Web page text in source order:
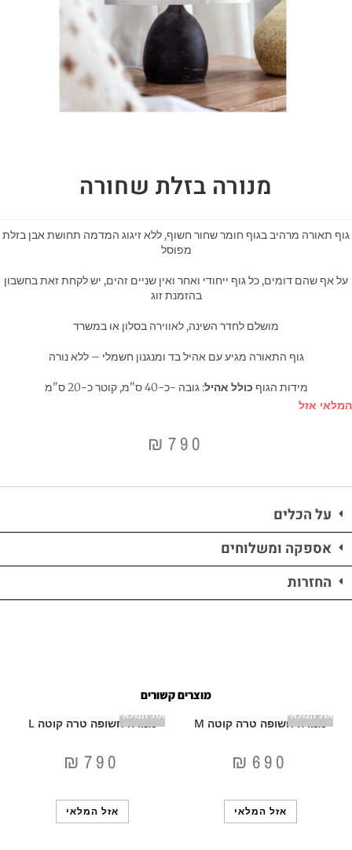
מנורה בזלת שחורה
גוף תאורה מרהיב בגוף חומר שחור חשוף, ללא זיגוג המדמה תחושת אבן בזלת
מפוסל
על אף שהם דומים, כל גוף ייחודי ואחר ואין שניים זהים, יש לקחת זאת בחשבון
בהזמנת זוג
מושלם לחדר השינה, לאווירה בסלון או במשרד
גוף התאורה מגיע עם אהיל בד ומנגנון חשמלי – ללא נורה
מידות הגוף כולל אהיל: גובה -כ-40 ס"מ, קוטר כ-20 ס"מ
המלאי אזל
₪ 790
על הכלים
אספקה ומשלוחים
החזרות
מוצרים קשורים
אזל המלאי
מנורה חשופה טרה קוטה M
₪ 690
אזל המלאי
אזל המלאי
מנורה חשופה טרה קוטה L
₪ 790
אזל המלאי